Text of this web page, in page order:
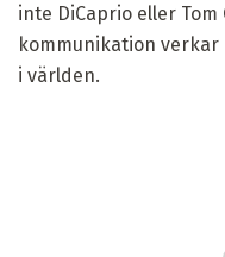
inte DiCaprio eller
kommunikation verkar
i världen.